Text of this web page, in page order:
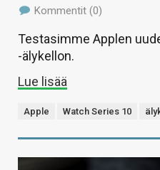
Kommentit (0)
Testasimme Applen
-älykellon.
Lue lisää
Apple Watch Series 10